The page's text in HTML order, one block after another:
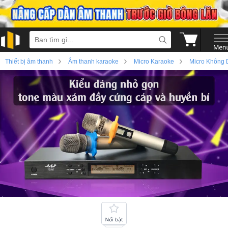
Thiết bị âm thanh › Âm thanh karaoke › Micro Karaoke › Micro Không